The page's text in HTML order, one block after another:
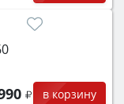
в корзину